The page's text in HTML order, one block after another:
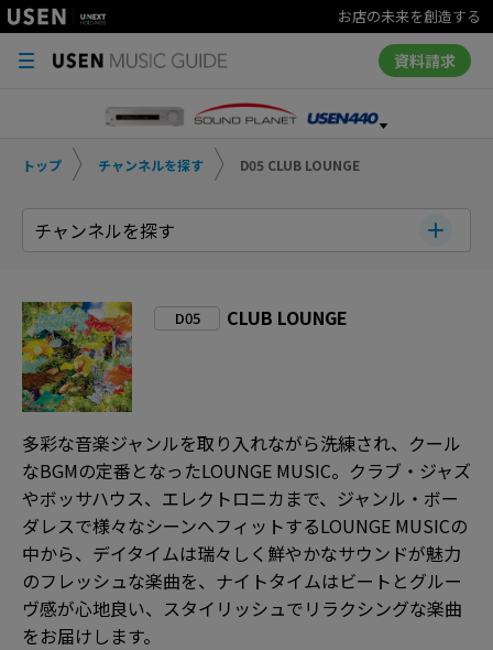
お店の未来を創造する
資料請求
トップ チャンネルを探す D05 CLUB LOUNGE
チャンネルを探す
D05 CLUB LOUNGE
多彩な音楽ジャンルを取り入れながら洗練され、クール
なBGMの定番となったLOUNGE MUSIC。クラブ・ジャズ
やボッサハウス、エレクトロニカまで、ジャンル・ボー
ダレスで様々なシーンへフィットするLOUNGE MUSICの
中から、デイタイムは瑞々しく鮮やかなサウンドが魅力
のフレッシュな楽曲を、ナイトタイムはビートとグルー
ヴ感が心地良い、スタイリッシュでリラクシングな楽曲
をお届けします。